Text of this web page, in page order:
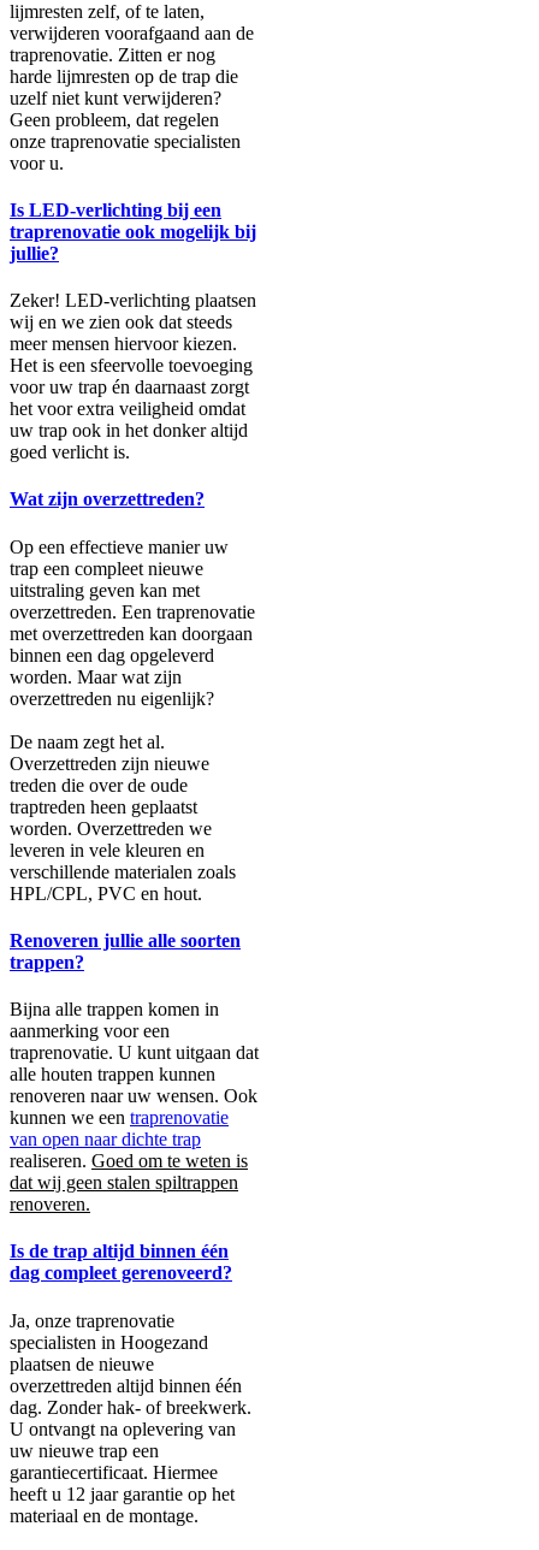
lijmresten zelf, of te laten,
verwijderen voorafgaand aan de
traprenovatie. Zitten er nog
harde lijmresten op de trap die
uzelf niet kunt verwijderen?
Geen probleem, dat regelen
onze traprenovatie specialisten
voor u.
Is LED-verlichting bij een
traprenovatie ook mogelijk bij
jullie?
Zeker! LED-verlichting plaatsen
wij en we zien ook dat steeds
meer mensen hiervoor kiezen.
Het is een sfeervolle toevoeging
voor uw trap én daarnaast zorgt
het voor extra veiligheid omdat
uw trap ook in het donker altijd
goed verlicht is.
Wat zijn overzettreden?
Op een effectieve manier uw
trap een compleet nieuwe
uitstraling geven kan met
overzettreden. Een traprenovatie
met overzettreden kan doorgaan
binnen een dag opgeleverd
worden. Maar wat zijn
overzettreden nu eigenlijk?
De naam zegt het al.
Overzettreden zijn nieuwe
treden die over de oude
traptreden heen geplaatst
worden. Overzettreden we
leveren in vele kleuren en
verschillende materialen zoals
HPL/CPL, PVC en hout.
Renoveren jullie alle soorten
trappen?
Bijna alle trappen komen in
aanmerking voor een
traprenovatie. U kunt uitgaan dat
alle houten trappen kunnen
renoveren naar uw wensen. Ook
kunnen we een traprenovatie
van open naar dichte trap
realiseren. Goed om te weten is
dat wij geen stalen spiltrappen
renoveren.
Is de trap altijd binnen één
dag compleet gerenoveerd?
Ja, onze traprenovatie
specialisten in Hoogezand
plaatsen de nieuwe
overzettreden altijd binnen één
dag. Zonder hak- of breekwerk.
U ontvangt na oplevering van
uw nieuwe trap een
garantiecertificaat. Hiermee
heeft u 12 jaar garantie op het
materiaal en de montage.